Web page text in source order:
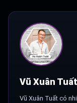
Vũ Xuân Tuất
Vũ Xuân Tuất có